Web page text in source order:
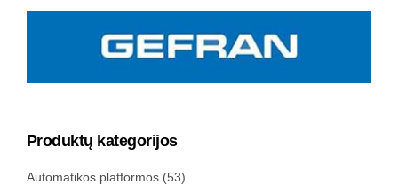
Produktų kategorijos
Automatikos platformos (53)